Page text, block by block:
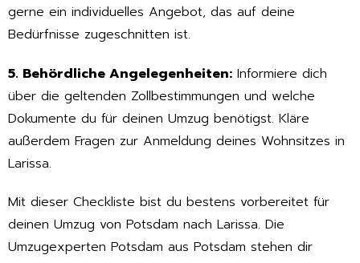
gerne ein individuelles Angebot, das auf deine
Bedürfnisse zugeschnitten ist.
5. Behördliche Angelegenheiten: Informiere dich
über die geltenden Zollbestimmungen und welche
Dokumente du für deinen Umzug benötigst. Kläre
außerdem Fragen zur Anmeldung deines Wohnsitzes in
Larissa.
Mit dieser Checkliste bist du bestens vorbereitet für
deinen Umzug von Potsdam nach Larissa. Die
Umzugexperten Potsdam aus Potsdam stehen dir